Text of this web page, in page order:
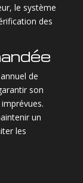
le système
des
de
son
un
les